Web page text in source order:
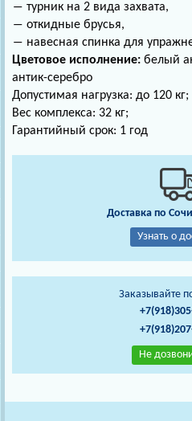
― турник на 2 вида захвата,
― откидные брусья,
― навесная спинка для
Цветовое исполнение: белый
антик-серебро
Допустимая нагрузка: до 120 кг;
Вес комплекса: 32 кг;
Гарантийный срок: 1 год
Доставка по
Узнать о
Заказывайте
Не